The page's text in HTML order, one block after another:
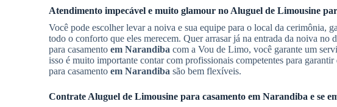
Atendimento impecável e muito glamour no Aluguel de Limousine
Você pode escolher levar a noiva e sua equipe para o local da cerimônia,
todo o conforto que eles merecem. Quer arrasar já na entrada da noiva no
para casamento em Narandiba com a Vou de Limo, você garante um
isso é muito importante contar com profissionais competentes para
para casamento em Narandiba são bem flexíveis.
Contrate Aluguel de Limousine para casamento em Narandiba e se